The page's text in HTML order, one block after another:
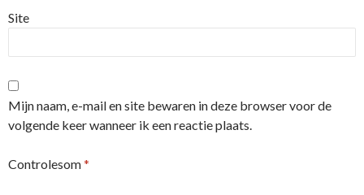
Site
Mijn naam, e-mail en site bewaren in deze browser voor de
volgende keer wanneer ik een reactie plaats.
Controlesom*